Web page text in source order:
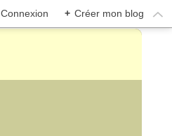
Connexion + Créer mon blog